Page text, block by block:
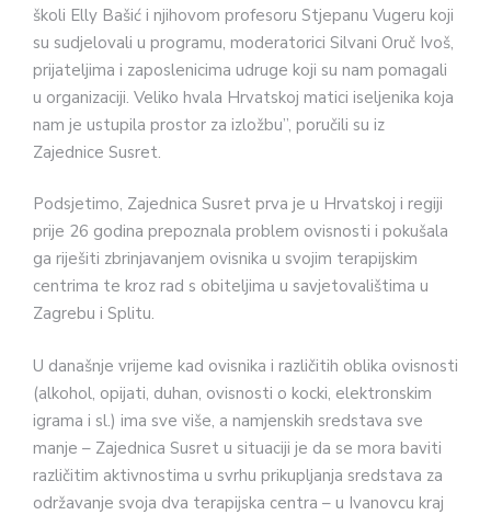
školi Elly Bašić i njihovom profesoru Stjepanu Vugeru koji
su sudjelovali u programu, moderatorici Silvani Oruč Ivoš,
prijateljima i zaposlenicima udruge koji su nam pomagali
u organizaciji. Veliko hvala Hrvatskoj matici iseljenika koja
nam je ustupila prostor za izložbu”, poručili su iz
Zajednice Susret.
Podsjetimo, Zajednica Susret prva je u Hrvatskoj i regiji
prije 26 godina prepoznala problem ovisnosti i pokušala
ga riješiti zbrinjavanjem ovisnika u svojim terapijskim
centrima te kroz rad s obiteljima u savjetovalištima u
Zagrebu i Splitu.
U današnje vrijeme kad ovisnika i različitih oblika ovisnosti
(alkohol, opijati, duhan, ovisnosti o kocki, elektronskim
igrama i sl.) ima sve više, a namjenskih sredstava sve
manje – Zajednica Susret u situaciji je da se mora baviti
različitim aktivnostima u svrhu prikupljanja sredstava za
održavanje svoja dva terapijska centra – u Ivanovcu kraj